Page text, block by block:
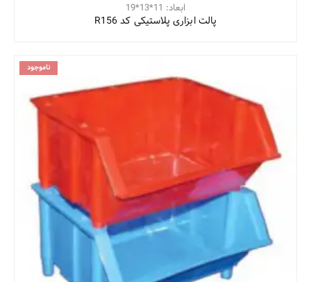
ابعاد: 11*13*19
پالت ابزاری پلاستیکی کد R156
ناموجود